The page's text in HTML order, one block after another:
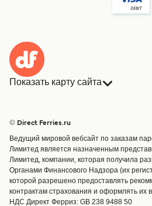
Показать карту сайта
Страны
Обслуживание клиентов
Операторы
Маршруты и порты
Special Offers
Предлагает
Паромные билеты
© Direct Ferries.ru
Ведущий мировой вебсайт по заказам
Лимитед является назначенным
Лимитед, компании, которая получила
Органами Финансового Надзора (их
которой разрешено предоставлять
контрактам страхования и оформлять их
НДС Директ Ферриз: GB 238 9488 50